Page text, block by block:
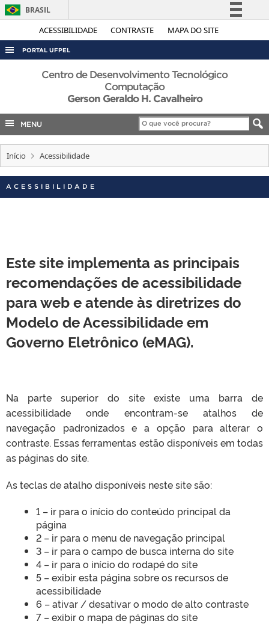
ACESSIBILIDADE CONTRASTE MAPA DO SITE
BRASIL
Simplifique!
Acesso à informação
Legislação
Canais
PORTAL UFPEL
ACESSO À INFORMAÇÃO
EDITAIS
Centro de Desenvolvimento Tecnológico
Computação
Gerson Geraldo H. Cavalheiro
MENU
Início Acessibilidade
ACESSIBILIDADE
Este site implementa as principais
recomendações de acessibilidade
para web e atende às diretrizes do
Modelo de Acessibilidade em
Governo Eletrônico (eMAG).
Na parte superior do site existe uma barra de
acessibilidade onde encontram-se atalhos de
navegação padronizados e a opção para alterar o
contraste. Essas ferramentas estão disponíveis em todas
as páginas do site.
As teclas de atalho disponíveis neste site são:
1 – ir para o início do conteúdo principal da
página
2 – ir para o menu de navegação principal
3 – ir para o campo de busca interna do site
4 – ir para o início do rodapé do site
5 – exibir esta página sobre os recursos de
acessibilidade
6 – ativar / desativar o modo de alto contraste
7 – exibir o mapa de páginas do site